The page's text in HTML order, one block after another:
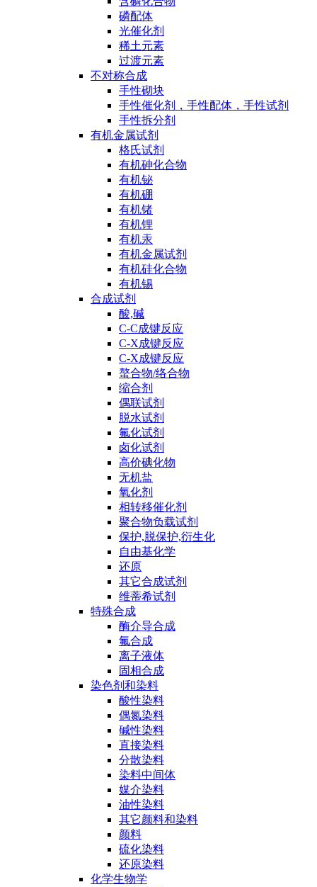
磷配体
光催化剂
稀土元素
过渡元素
不对称合成
手性砌块
手性催化剂，手性配体，手性试剂
手性拆分剂
有机金属试剂
格氏试剂
有机砷化合物
有机铋
有机硼
有机锗
有机锂
有机汞
有机金属试剂
有机硅化合物
有机锡
合成试剂
酸,碱
C-C成键反应
C-X成键反应
C-X成键反应
螯合物/络合物
缩合剂
偶联试剂
脱水试剂
氟化试剂
卤化试剂
高价碘化物
无机盐
氧化剂
相转移催化剂
聚合物负载试剂
保护,脱保护,衍生化
自由基化学
还原
其它合成试剂
维蒂希试剂
特殊合成
酶介导合成
氟合成
离子液体
固相合成
染色剂和染料
酸性染料
偶氮染料
碱性染料
直接染料
分散染料
染料中间体
媒介染料
油性染料
其它颜料和染料
颜料
硫化染料
还原染料
化学生物学